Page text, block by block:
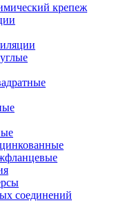
крепеж
соединений